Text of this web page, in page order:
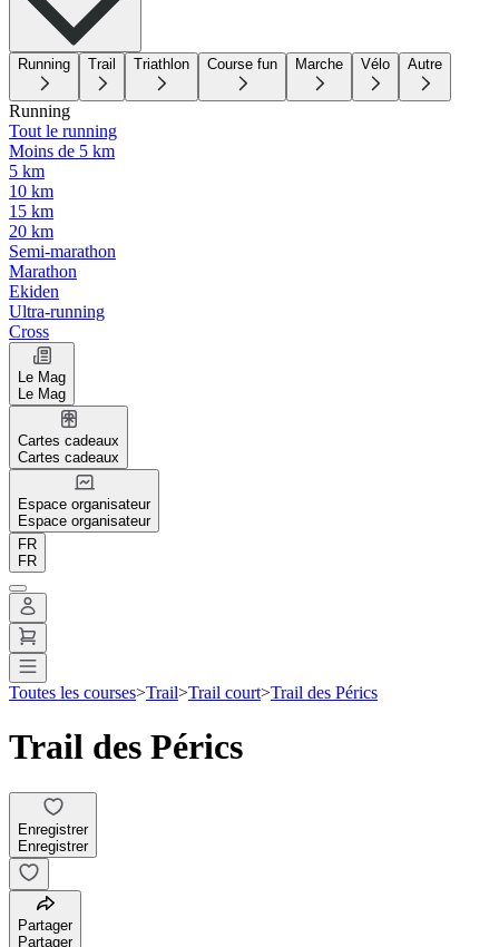
Running Trail Triathlon Course fun Marche Vélo Autre
Running
Tout le running
Moins de 5 km
5 km
10 km
15 km
20 km
Semi-marathon
Marathon
Ekiden
Ultra-running
Cross
Le Mag
Le Mag
Cartes cadeaux
Cartes cadeaux
Espace organisateur
Espace organisateur
FR
FR
Toutes les courses>Trail>Trail court>Trail des Pérics
Trail des Pérics
Enregistrer
Enregistrer
Partager
Partager